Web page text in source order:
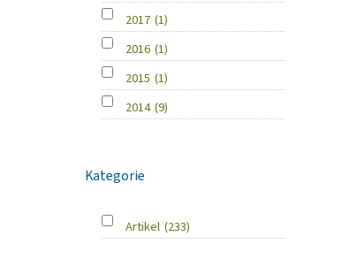
2017 (1)
2016 (1)
2015 (1)
2014 (9)
Kategorie
Artikel (233)